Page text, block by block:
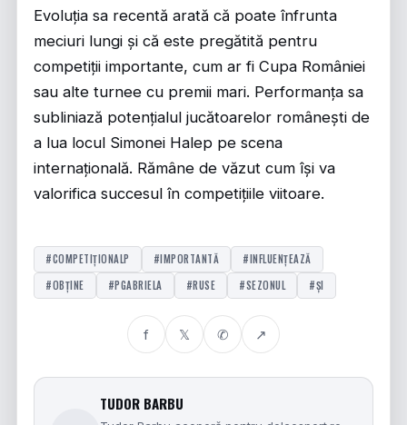
Evoluția sa recentă arată că poate înfrunta
meciuri lungi și că este pregătită pentru
competiții importante, cum ar fi Cupa României
sau alte turnee cu premii mari. Performanța sa
subliniază potențialul jucătoarelor românești de
a lua locul Simonei Halep pe scena
internațională. Rămâne de văzut cum își va
valorifica succesul în competițiile viitoare.
#COMPETIȚIONALP #IMPORTANTĂ
#INFLUENȚEAZĂ
#OBȚINE
#PGABRIELA #RUSE #SEZONUL #ȘI
f 𝕏 ✆ ↗
TUDOR BARBU